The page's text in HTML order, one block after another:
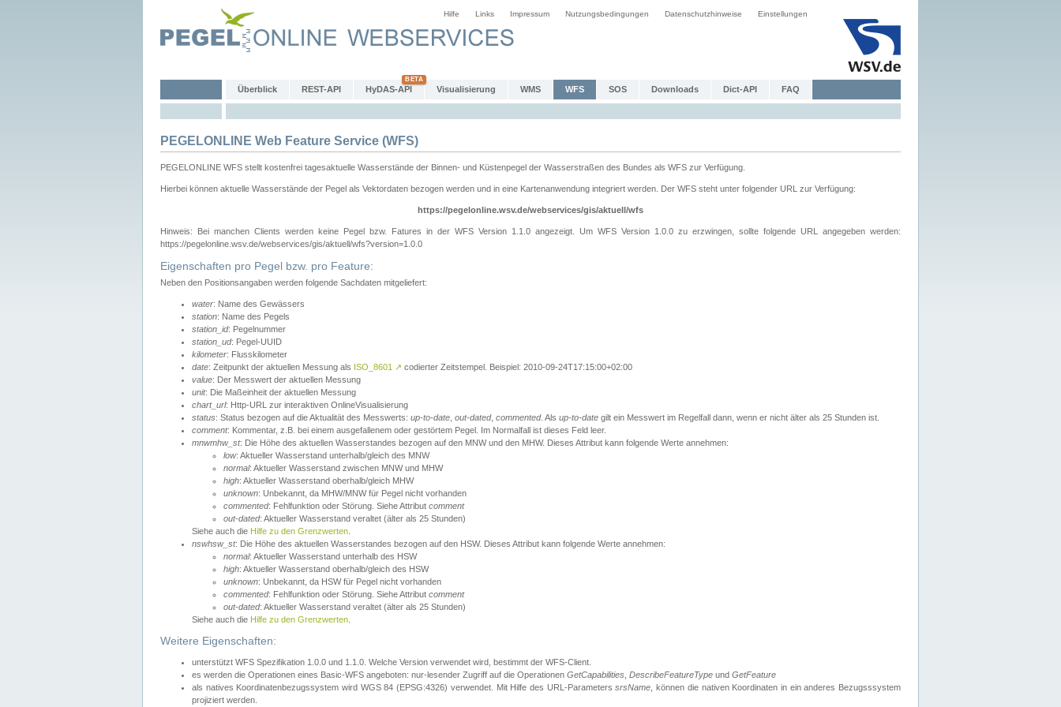
Hilfe Links Impressum Nutzungsbedingungen Datenschutzhinweise Einstellungen
Überblick REST-API HyDAS-API Visualisierung WMS WFS SOS Downloads Dict-API FAQ
PEGELONLINE Web Feature Service (WFS)
PEGELONLINE WFS stellt kostenfrei tagesaktuelle Wasserstände der Binnen- und Küstenpegel der Wasserstraßen des Bundes als WFS zur Verfügung.
Hierbei können aktuelle Wasserstände der Pegel als Vektordaten bezogen werden und in eine Kartenanwendung integriert werden. Der WFS steht unter folgender URL zur Verfügung:
https://pegelonline.wsv.de/webservices/gis/aktuell/wfs
Hinweis: Bei manchen Clients werden keine Pegel bzw. Fatures in der WFS Version 1.1.0 angezeigt. Um WFS Version 1.0.0 zu erzwingen, sollte folgende URL angegeben werden:
https://pegelonline.wsv.de/webservices/gis/aktuell/wfs?version=1.0.0
Eigenschaften pro Pegel bzw. pro Feature:
Neben den Positionsangaben werden folgende Sachdaten mitgeliefert:
water: Name des Gewässers
station: Name des Pegels
station_id: Pegelnummer
station_ud: Pegel-UUID
kilometer: Flusskilometer
date: Zeitpunkt der aktuellen Messung als ISO_8601 ↗ codierter Zeitstempel. Beispiel: 2010-09-24T17:15:00+02:00
value: Der Messwert der aktuellen Messung
unit: Die Maßeinheit der aktuellen Messung
chart_url: Http-URL zur interaktiven OnlineVisualisierung
status: Status bezogen auf die Aktualität des Messwerts: up-to-date out-dated, commented. Als up-to-date gilt ein Messwert im Regelfall dann, wenn er nicht älter als 25 Stunden ist.
comment: Kommentar, z.B. bei einem ausgefallenem oder gestörtem Pegel. Im Normalfall ist dieses Feld leer.
mnwmhw_st: Die Höhe des aktuellen Wasserstandes bezogen auf den MNW und den MHW. Dieses Attribut kann folgende Werte annehmen:
low: Aktueller Wasserstand unterhalb/gleich des MNW
normal: Aktueller Wasserstand zwischen MNW und MHW
high: Aktueller Wasserstand oberhalb/gleich MHW
unknown: Unbekannt, da MHW/MNW für Pegel nicht vorhanden
commented: Fehlfunktion oder Störung. Siehe Attribut comment
out-dated: Aktueller Wasserstand veraltet (älter als 25 Stunden)
Siehe auch die Hilfe zu den Grenzwerten
nswhsw_st: Die Höhe des aktuellen Wasserstandes bezogen auf den HSW. Dieses Attribut kann folgende Werte annehmen:
normal: Aktueller Wasserstand unterhalb des HSW
high: Aktueller Wasserstand oberhalb/gleich des HSW
unknown: Unbekannt, da HSW für Pegel nicht vorhanden
commented: Fehlfunktion oder Störung. Siehe Attribut comment
out-dated: Aktueller Wasserstand veraltet (älter als 25 Stunden)
Siehe auch die Hilfe zu den Grenzwerten
Weitere Eigenschaften:
unterstützt WFS Spezifikation 1.0.0 und 1.1.0. Welche Version verwendet wird, bestimmt der WFS-Client.
es werden die Operationen eines Basic-WFS angeboten: nur-lesender Zugriff auf die Operationen GetCapabilities DescribeFeatureType und GetFeature
als natives Koordinatenbezugssystem wird WGS 84 (EPSG:4326) verwendet. Mit Hilfe des URL-ParameterssrsName , können die nativen Koordinaten in ein anderes Bezugsssystem
projiziert werden.